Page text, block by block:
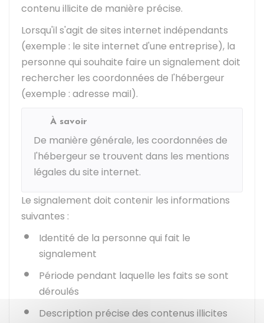
contenu illicite de manière précise.
Lorsqu'il s'agit de sites internet indépendants
(exemple : le site internet d'une entreprise), la
personne qui souhaite faire un signalement doit
rechercher les coordonnées de l'hébergeur
(exemple : adresse mail).
À savoir
De manière générale, les coordonnées de
l'hébergeur se trouvent dans les mentions
légales du site internet.
Le signalement doit contenir les informations
suivantes :
Identité de la personne qui fait le
signalement
Période pendant laquelle les faits se sont
déroulés
Description précise des contenus illicites